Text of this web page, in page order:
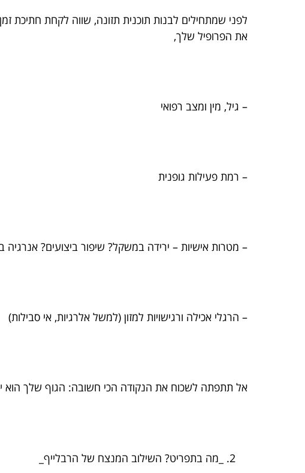
את הפרופיל שלך,
– גיל, מין ומצב רפואי
– רמת פעילות גופנית
– מטרות אישיות – ירידה במשקל? שיפור ביצועים? אנרגיה
– הרגלי אכילה ורגישויות למזון (למשל אלרגיות, אי סבילות)
אל תתפתה לשכוח את הנקודה הכי חשובה: הגוף שלך הוא
_מה בתפריט? השילוב המנצח של הרבלייף_